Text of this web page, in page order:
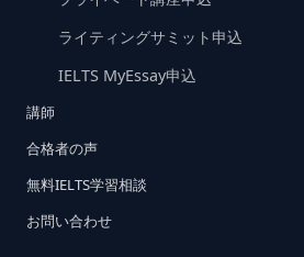
ライティングサミット申込
IELTS MyEssay申込
講師
合格者の声
無料IELTS学習相談
お問い合わせ